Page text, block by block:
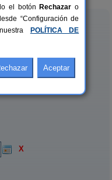
X
el botón Rechazar o
“Configuración de
POLÍTICA DE